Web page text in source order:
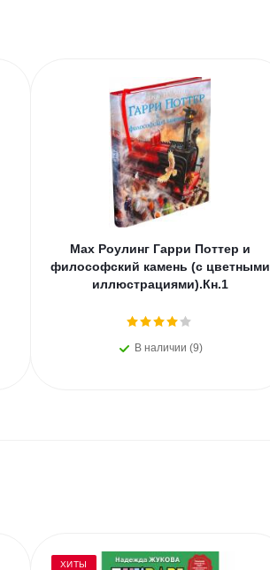
Мах Роулинг Гарри Поттер и
философский камень (с цветными
иллюстрациями).Кн.1
В наличии (9)
ХИТЫ